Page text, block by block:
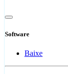
Software
Baixe